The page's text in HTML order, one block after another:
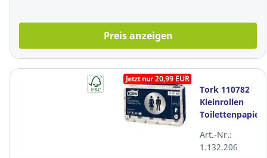
Preis anzeigen
Jetzt nur 20,99 EUR
Tork 110782
Kleinrollen
Toilettenpapier
lagig, 30
Rollen
Art.-Nr.:
1.132.206